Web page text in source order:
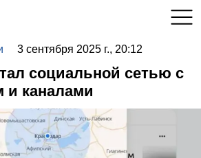
3 сентября 2025 г., 20:12
социальной сетью с
и каналами